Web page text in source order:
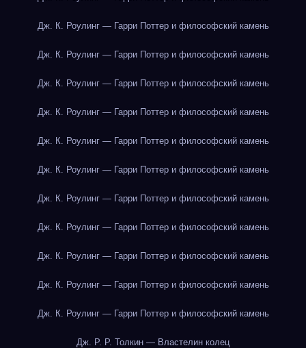
Дж. К. Роулинг — Гарри Поттер и философский камень
Дж. К. Роулинг — Гарри Поттер и философский камень
Дж. К. Роулинг — Гарри Поттер и философский камень
Дж. К. Роулинг — Гарри Поттер и философский камень
Дж. К. Роулинг — Гарри Поттер и философский камень
Дж. К. Роулинг — Гарри Поттер и философский камень
Дж. К. Роулинг — Гарри Поттер и философский камень
Дж. К. Роулинг — Гарри Поттер и философский камень
Дж. К. Роулинг — Гарри Поттер и философский камень
Дж. К. Роулинг — Гарри Поттер и философский камень
Дж. К. Роулинг — Гарри Поттер и философский камень
Дж. Р. Р. Толкин — Властелин колец